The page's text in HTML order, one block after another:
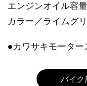
エンジンオイル容
カラー／ライムグ
●カワサキモーター
バイク